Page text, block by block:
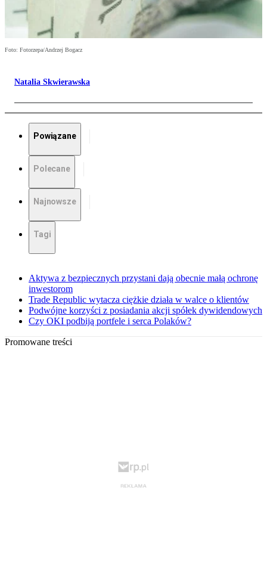
Foto: Fotorzepa/Andrzej Bogacz
Natalia Skwierawska
Powiązane
Polecane
Najnowsze
Tagi
Aktywa z bezpiecznych przystani dają obecnie małą ochronę
inwestorom
Trade Republic wytacza ciężkie działa w walce o klientów
Podwójne korzyści z posiadania akcji spółek dywidendowych
Czy OKI podbiją portfele i serca Polaków?
Promowane treści